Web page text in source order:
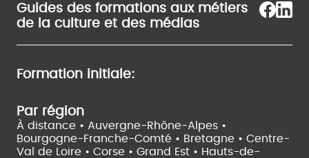
Guides des formations aux métiers
de la culture et des médias
Formation initiale:
Par région
À distance • Auvergne-Rhône-Alpes •
Bourgogne-Franche-Comté • Bretagne • Centre-
Val de Loire • Corse • Grand Est • Hauts-de-